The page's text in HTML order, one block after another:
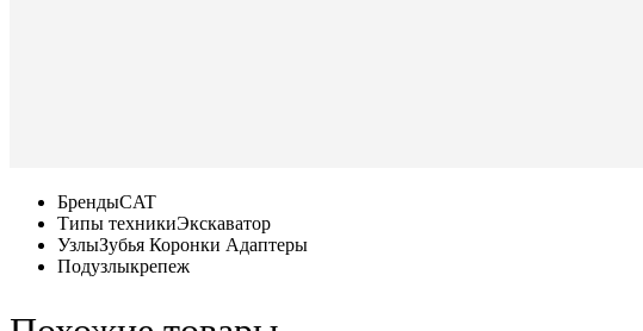
БрендыCAT
Типы техникиЭкскаватор
УзлыЗубья Коронки Адаптеры
Подузлыкрепеж